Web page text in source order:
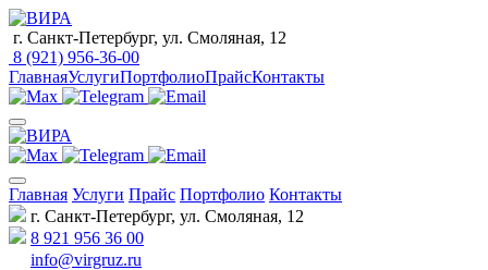
г. Санкт-Петербург, ул. Смоляная, 12
8 (921) 956-36-00
ГлавнаяУслугиПортфолиоПрайсКонтакты
Главная Услуги Прайс Портфолио Контакты
г. Санкт-Петербург, ул. Смоляная, 12
8 921 956 36 00
info@virgruz.ru